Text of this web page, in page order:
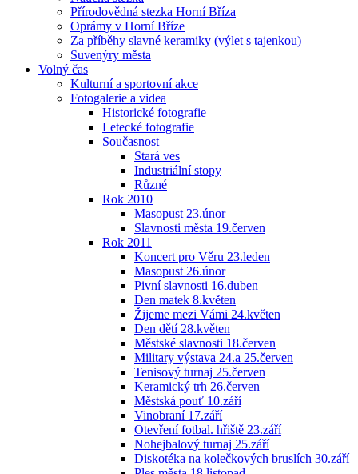
Přírodovědná stezka Horní Bříza
Oprámy v Horní Bříze
Za příběhy slavné keramiky (výlet s tajenkou)
Suvenýry města
Volný čas
Kulturní a sportovní akce
Fotogalerie a videa
Historické fotografie
Letecké fotografie
Současnost
Stará ves
Industriální stopy
Různé
Rok 2010
Masopust 23.únor
Slavnosti města 19.červen
Rok 2011
Koncert pro Věru 23.leden
Masopust 26.únor
Pivní slavnosti 16.duben
Den matek 8.květen
Žijeme mezi Vámi 24.květen
Den dětí 28.květen
Městské slavnosti 18.červen
Military výstava 24.a 25.červen
Tenisový turnaj 25.červen
Keramický trh 26.červen
Městská pouť 10.září
Vinobraní 17.září
Otevření fotbal. hřiště 23.září
Nohejbalový turnaj 25.září
Diskotéka na kolečkových bruslích 30.září